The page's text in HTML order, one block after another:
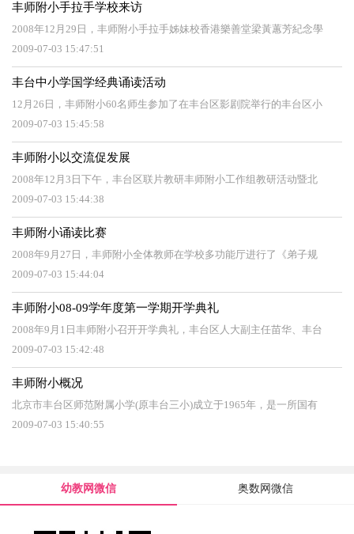
丰师附小手拉手学校来访
2008年12月29日，丰师附小手拉手姊妹校香港樂善堂梁黃蕙芳紀念學
2009-07-03 15:47:51
丰台中小学国学经典诵读活动
12月26日，丰师附小60名师生参加了在丰台区影剧院举行的丰台区小
2009-07-03 15:45:58
丰师附小以交流促发展
2008年12月3日下午，丰台区联片教研丰师附小工作组教研活动暨北
2009-07-03 15:44:38
丰师附小诵读比赛
2008年9月27日，丰师附小全体教师在学校多功能厅进行了《弟子规
2009-07-03 15:44:04
丰师附小08-09学年度第一学期开学典礼
2008年9月1日丰师附小召开开学典礼，丰台区人大副主任苗华、丰台
2009-07-03 15:42:48
丰师附小概况
北京市丰台区师范附属小学(原丰台三小)成立于1965年，是一所国有
2009-07-03 15:40:55
幼教网微信 奥数网微信